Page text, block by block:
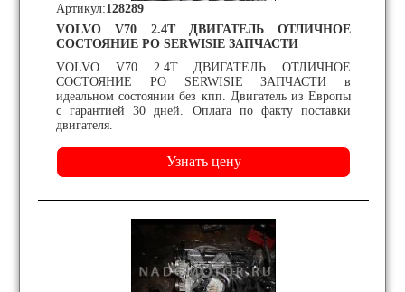
VOLVO V70 2.4T ДВИГАТЕЛЬ ОТЛИЧНОЕ
СОСТОЯНИЕ PO SERWISIE ЗАПЧАСТИ
VOLVO V70 2.4T ДВИГАТЕЛЬ ОТЛИЧНОЕ
СОСТОЯНИЕ PO SERWISIE ЗАПЧАСТИ в
идеальном состоянии без кпп. Двигатель из Европы
с гарантией 30 дней. Оплата по факту поставки
двигателя.
Артикул:128289